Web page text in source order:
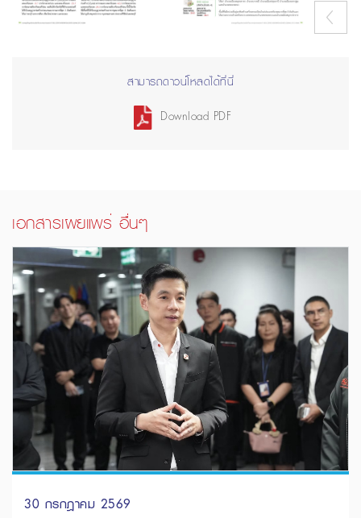
สามารถดาวน์โหลดได้ที่นี่
Download PDF
เอกสารเผยแพร่ อื่นๆ
30 กรกฎาคม 2569